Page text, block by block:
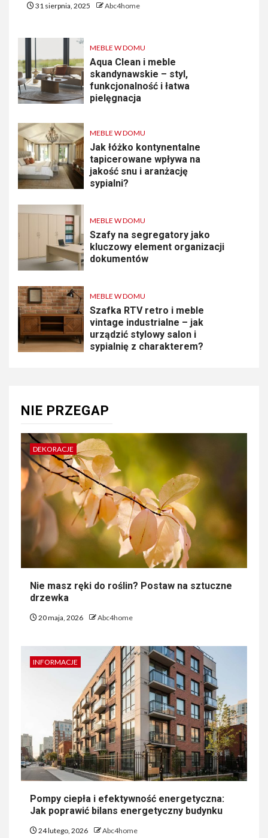
31 sierpnia, 2025 Abc4home
MEBLE W DOMU
Aqua Clean i meble
skandynawskie – styl,
funkcjonalność i łatwa
pielęgnacja
MEBLE W DOMU
Jak łóżko kontynentalne
tapicerowane wpływa na
jakość snu i aranżację
sypialni?
MEBLE W DOMU
Szafy na segregatory jako
kluczowy element organizacji
dokumentów
MEBLE W DOMU
Szafka RTV retro i meble
vintage industrialne – jak
urządzić stylowy salon i
sypialnię z charakterem?
NIE PRZEGAP
DEKORACJE
Nie masz ręki do roślin? Postaw na sztuczne
drzewka
20 maja, 2026 Abc4home
INFORMACJE
Pompy ciepła i efektywność energetyczna:
Jak poprawić bilans energetyczny budynku
24 lutego, 2026 Abc4home